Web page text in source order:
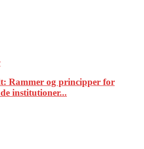
Rammer og principper for
institutioner...